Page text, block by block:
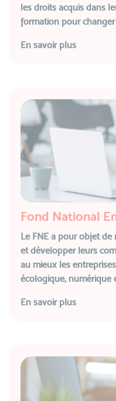
les droits acquis dans
formation pour
En savoir plus
Fond National
Le FNE a pour objet
et développer leurs
au mieux les
écologique, numérique
En savoir plus